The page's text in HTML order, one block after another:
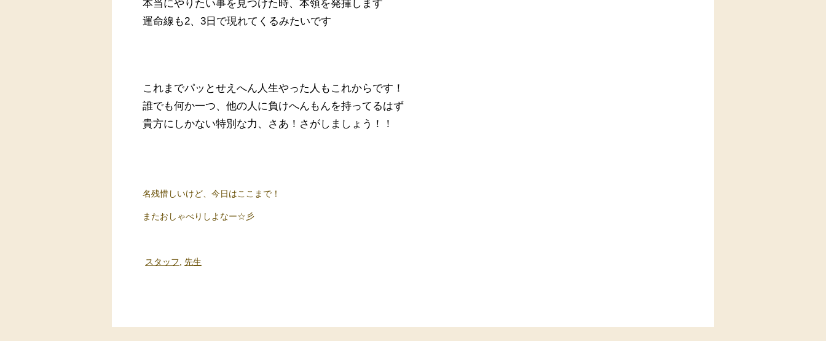
本当にやりたい事を見つけた時、本領を発揮します
運命線も2、 3 日で現れてくるみたいです
これまでパッとせえへん人生やった人もこれからです！
誰でも何か一つ、他の人に負けへんもんを持ってるはず
貴方にしかない特別な力、さあ！さがしましょう！！
名残惜しいけど、今日はここまで！
またおしゃべりしよなー☆彡
スタッフ 先生